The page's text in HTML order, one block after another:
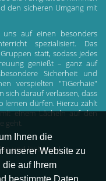
Ihnen die
unserer Website zu
die auf Ihrem
bestimmte Daten
den sicheren Umgang mit
auf einen besonders
spezialisiert. Das
statt, sodass jedes
genießt – ganz auf
Sicherheit und
verspielten "TiGerhaie"
sich darauf verlassen, dass
lernen dürfen. Hierzu zählt
einem Lächeln auf den
geht.
und loslassen!